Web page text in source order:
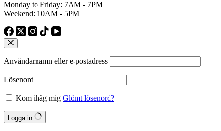
Monday to Friday: 7AM - 7PM
Weekend: 10AM - 5PM
Användarnamn eller e‑postadress
Lösenord
Kom ihåg mig Glömt lösenord?
Logga in